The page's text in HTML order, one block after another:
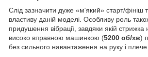
Слід зазначити дуже «м'який» старт/фініш
властиву даній моделі. Особливу роль
придушення вібрації, завдяки якій стрижка
високо вправною машинкою (5200 об/хв)
без сильного навантаження на руку і плече.